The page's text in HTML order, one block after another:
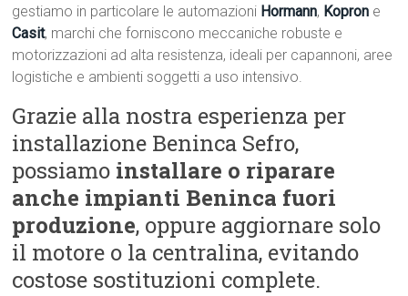
gestiamo in particolare le automazioni Hormann, Kopron e
Casit, marchi che forniscono meccaniche robuste e
motorizzazioni ad alta resistenza, ideali per capannoni, aree
logistiche e ambienti soggetti a uso intensivo.
Grazie alla nostra esperienza per
installazione Beninca Sefro,
possiamo installare o riparare
anche impianti Beninca fuori
produzione, oppure aggiornare solo
il motore o la centralina, evitando
costose sostituzioni complete.